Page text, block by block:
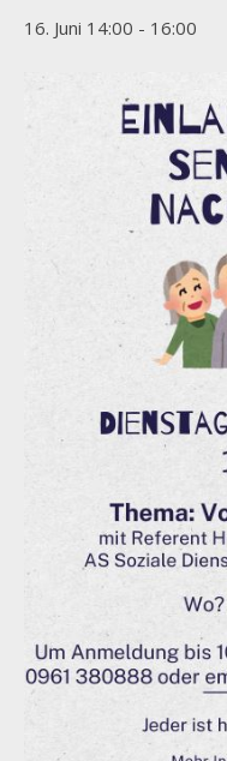
16. Juni 14:00 - 16:00